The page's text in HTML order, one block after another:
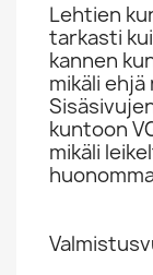
Lehtien
tarkasti
kannen
mikäli ehjä
kuntoon
mikäli